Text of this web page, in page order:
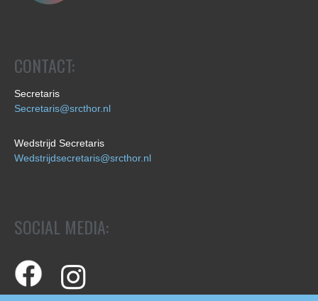
CONTACT:
Secretaris
Secretaris@srcthor.nl
Wedstrijd Secretaris
Wedstrijdsecretaris@srcthor.nl
SOCIAL MEDIA: